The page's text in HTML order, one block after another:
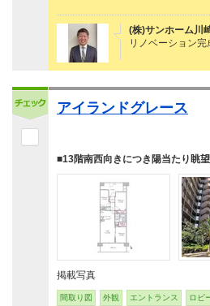
(株)サンホーム川
リノベーション
アイランドグレース
■13階南西向きにつき陽当たり眺
掲載写真
間取り図 外観 エントランス ロビ